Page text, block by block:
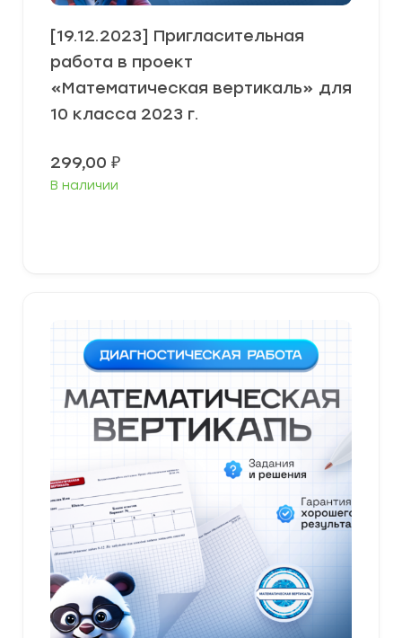
[19.12.2023] Пригласительная
работа в проект
«Математическая вертикаль» для
10 класса 2023 г.
299,00 ₽
В наличии